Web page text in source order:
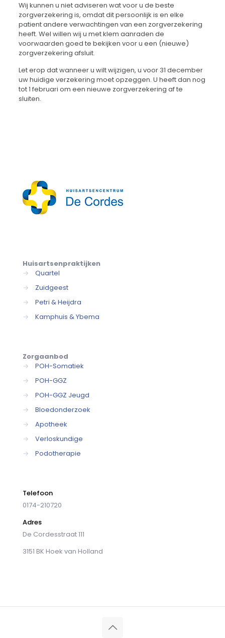
Wij kunnen u niet adviseren wat voor u de beste
zorgverzekering is, omdat dit persoonlijk is en elke
patient andere verwachtingen van een zorgverzekering
heeft. Wel willen wij u met klem aanraden de
voorwaarden goed te bekijken voor u een (nieuwe)
zorgverzekering afsluit.
Let erop dat wanneer u wilt wijzigen, u voor 31 december
uw huidige verzekering moet opzeggen. U heeft dan nog
tot 1 februari om een nieuwe zorgverzekering af te
sluiten.
Huisartsenpraktijken
→
Quartel
→
Zuidgeest
→
Petri & Heijdra
→
Kamphuis & Ybema
Zorgaanbod
→
POH-Somatiek
→
POH-GGZ
→
POH-GGZ Jeugd
→
Bloedonderzoek
→
Apotheek
→
Verloskundige
→
Podotherapie
Telefoon
0174-210720
Adres
De Cordesstraat 111
3151 BK Hoek van Holland